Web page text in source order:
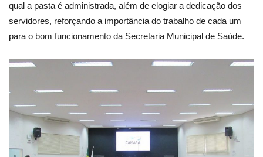
qual a pasta é administrada, além de elogiar a dedicação dos
servidores, reforçando a importância do trabalho de cada um
para o bom funcionamento da Secretaria Municipal de Saúde.